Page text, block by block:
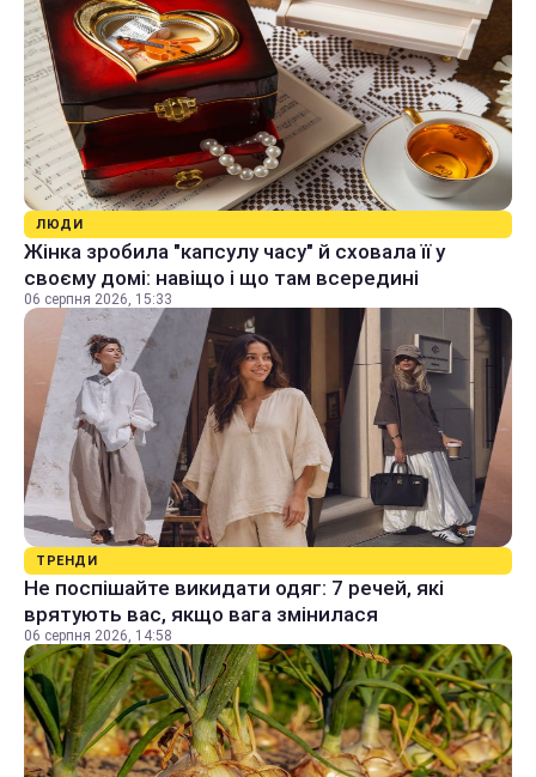
ЛЮДИ
Жінка зробила "капсулу часу" й сховала її у
своєму домі: навіщо і що там всередині
06 серпня 2026, 15:33
ТРЕНДИ
Не поспішайте викидати одяг: 7 речей, які
врятують вас, якщо вага змінилася
06 серпня 2026, 14:58